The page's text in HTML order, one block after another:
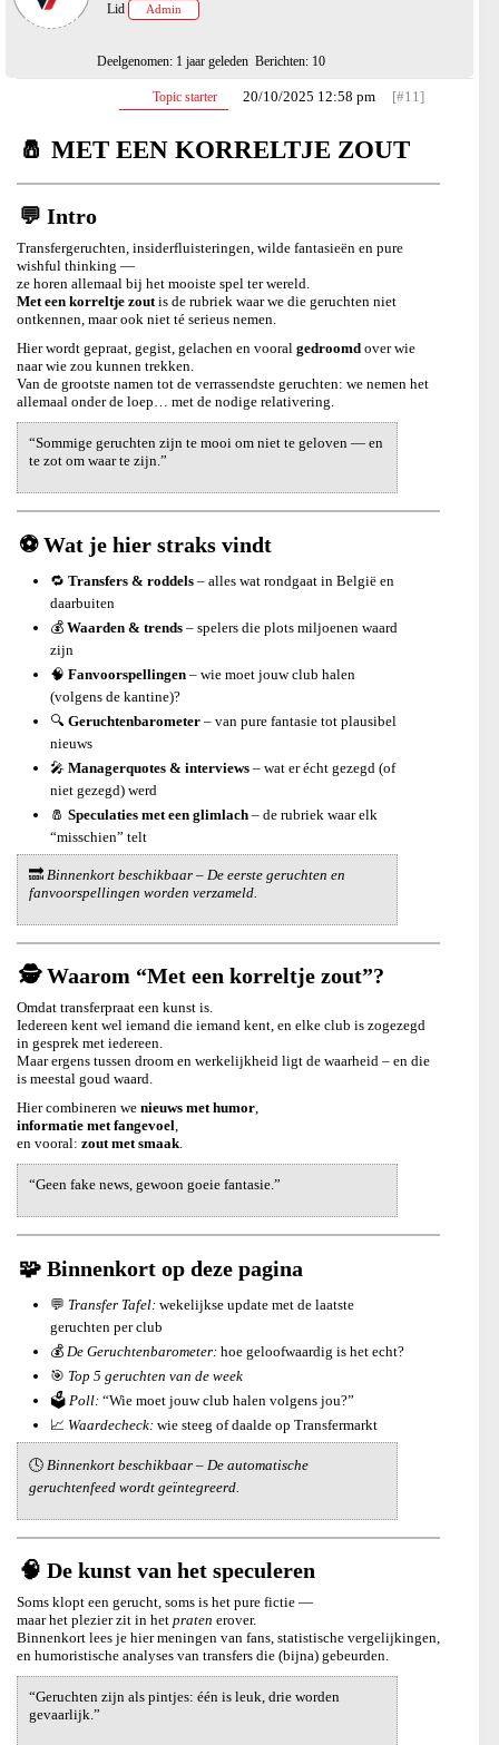
Lid
Admin
Deelgenomen: 1 jaar geleden Berichten: 10
Topic starter 20/10/2025 12:58 pm [#11]
🧂 MET EEN KORRELTJE ZOUT
💬 Intro
Transfergeruchten, insiderfluisteringen, wilde fantasieën en pure
wishful thinking —
ze horen allemaal bij het mooiste spel ter wereld.
Met een korreltje zout is de rubriek waar we die geruchten niet
ontkennen, maar ook niet té serieus nemen.
Hier wordt gepraat, gegist, gelachen en vooral gedroomd over wie
naar wie zou kunnen trekken.
Van de grootste namen tot de verrassendste geruchten: we nemen het
allemaal onder de loep… met de nodige relativering.
“Sommige geruchten zijn te mooi om niet te geloven — en
te zot om waar te zijn.”
⚽ Wat je hier straks vindt
🔁 Transfers & roddels – alles wat rondgaat in België en
daarbuiten
💰 Waarden & trends – spelers die plots miljoenen waard
zijn
🧠 Fanvoorspellingen – wie moet jouw club halen
(volgens de kantine)?
🔍 Geruchtenbarometer – van pure fantasie tot plausibel
nieuws
🎤 Managerquotes & interviews – wat er écht gezegd (of
niet gezegd) werd
🧂 Speculaties met een glimlach – de rubriek waar elk
“misschien” telt
🔜 Binnenkort beschikbaar – De eerste geruchten en
fanvoorspellingen worden verzameld.
🕵️ Waarom “Met een korreltje zout”?
Omdat transferpraat een kunst is.
Iedereen kent wel iemand die iemand kent, en elke club is zogezegd
in gesprek met iedereen.
Maar ergens tussen droom en werkelijkheid ligt de waarheid – en die
is meestal goud waard.
Hier combineren we nieuws met humor,
informatie met fangevoel,
en vooral: zout met smaak.
“Geen fake news, gewoon goeie fantasie.”
🧩 Binnenkort op deze pagina
💬 Transfer Tafel: wekelijkse update met de laatste
geruchten per club
💰 De Geruchtenbarometer: hoe geloofwaardig is het echt?
🎯 Top 5 geruchten van de week
🗳️ Poll: “Wie moet jouw club halen volgens jou?”
📈 Waardecheck: wie steeg of daalde op Transfermarkt
🕓 Binnenkort beschikbaar – De automatische
geruchtenfeed wordt geïntegreerd.
🧠 De kunst van het speculeren
Soms klopt een gerucht, soms is het pure fictie —
maar het plezier zit in het praten erover.
Binnenkort lees je hier meningen van fans, statistische vergelijkingen,
en humoristische analyses van transfers die (bijna) gebeurden.
“Geruchten zijn als pintjes: één is leuk, drie worden
gevaarlijk.”